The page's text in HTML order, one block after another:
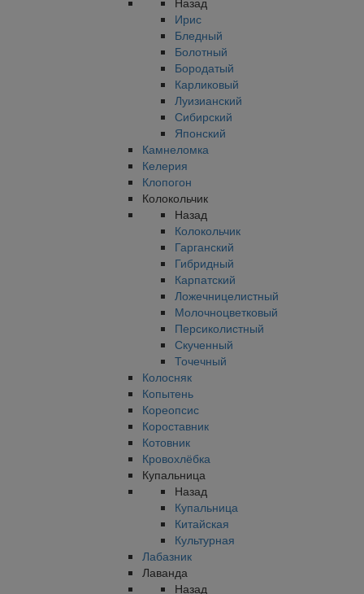
Ирис
Бледный
Болотный
Бородатый
Карликовый
Луизианский
Сибирский
Японский
Камнеломка
Келерия
Клопогон
Колокольчик
Назад
Колокольчик
Гарганский
Гибридный
Карпатский
Ложечницелистный
Молочноцветковый
Персиколистный
Скученный
Точечный
Колосняк
Копытень
Кореопсис
Короставник
Котовник
Кровохлёбка
Купальница
Назад
Купальница
Китайская
Культурная
Лабазник
Лаванда
Назад